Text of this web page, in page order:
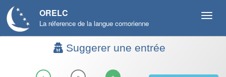
ORELC
La réference de la langue comorienne
Suggerer une entrée